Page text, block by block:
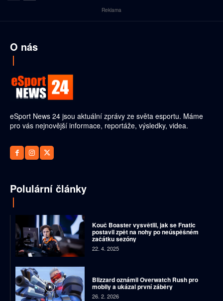
Reklama
O nás
eSport News 24 jsou aktuální zprávy ze světa esportu. Máme
pro vás nejnovější informace, reportáže, výsledky, videa.
Polulární články
Kouč Boaster vysvětlil, jak se Fnatic
postavil zpět na nohy po neúspěšném
začátku sezóny
22. 4. 2025
Blizzard oznámil Overwatch Rush pro
mobily a ukázal první záběry
26. 2. 2026